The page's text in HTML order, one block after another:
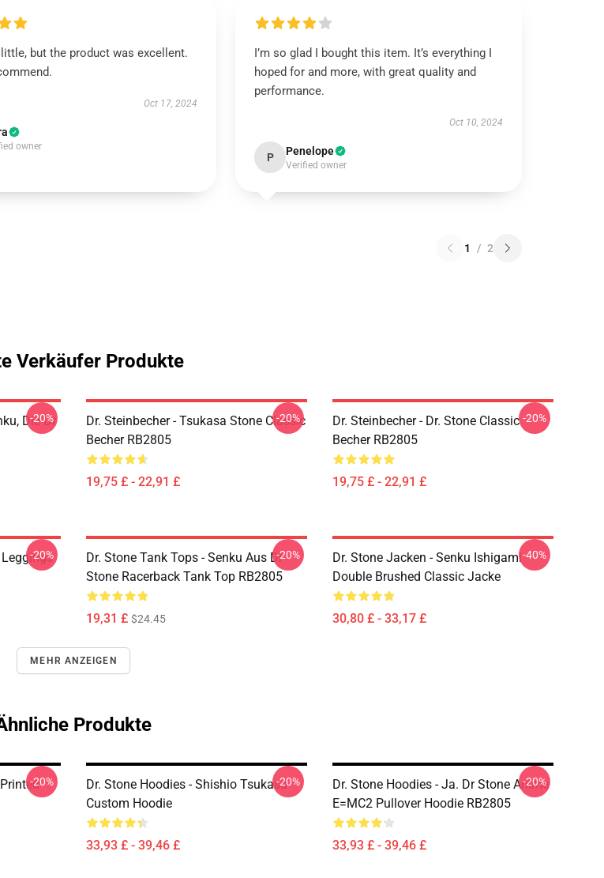
but the product was excellent.
Oct 17, 2024
owner
I’m so glad I bought this item. It’s everything I
hoped for and more, with great quality and
performance.
Oct 10, 2024
P Penelope
Verified owner
1 / 2
Verkäufer Produkte
Die Dr
-20%
Dr. Steinbecher - Tsukasa Stone Classic
Becher RB2805
19,75 £ - 22,91 £
-20%
Dr. Steinbecher - Dr. Stone Classic
Becher RB2805
19,75 £ - 22,91 £
-20%
-20%
Dr. Stone Tank Tops - Senku Aus Dr
Stone Racerback Tank Top RB2805
19,31 £ $24.45
-20%
Dr. Stone Jacken - Senku Ishigami
Double Brushed Classic Jacke
30,80 £ - 33,17 £
-40%
MEHR ANZEIGEN
Produkte
-20%
Dr. Stone Hoodies - Shishio Tsukasa
Custom Hoodie
33,93 £ - 39,46 £
-20%
Dr. Stone Hoodies - Ja. Dr Stone Anime
E=MC2 Pullover Hoodie RB2805
33,93 £ - 39,46 £
-20%